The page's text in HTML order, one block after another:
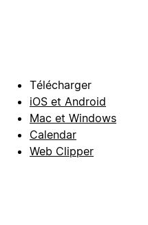
Télécharger
iOS et Android
Mac et Windows
Calendar
Web Clipper